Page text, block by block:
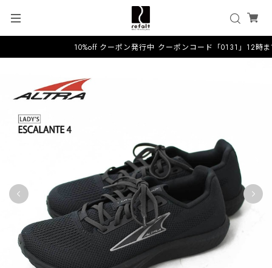
10%off クーポン発行中 クーポンコード「0131」12時